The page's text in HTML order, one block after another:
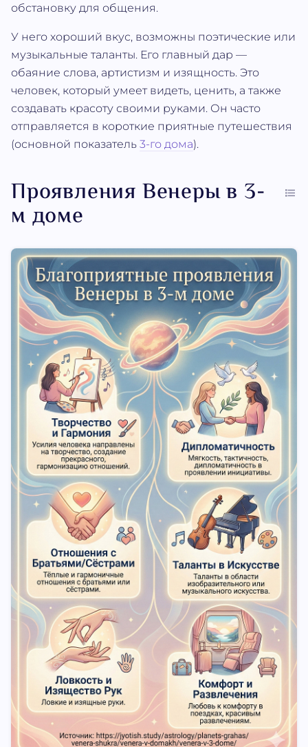
обстановку для общения.
У него хороший вкус, возможны поэтические или
музыкальные таланты. Его главный дар —
обаяние слова, артистизм и изящность. Это
человек, который умеет видеть, ценить, а также
создавать красоту своими руками. Он часто
отправляется в короткие приятные путешествия
(основной показатель 3-го дома).
Проявления Венеры в 3-
м доме